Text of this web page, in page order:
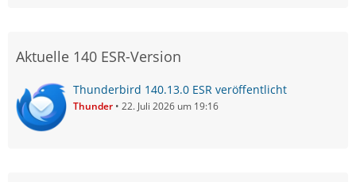
Aktuelle 140 ESR-Version
Thunderbird 140.13.0 ESR veröffentlicht
Thunder 22. Juli 2026 um 19:16